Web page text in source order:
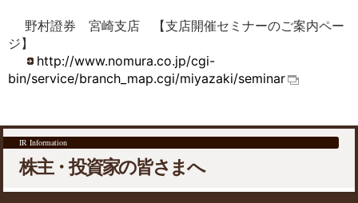
IR Information
株主・投資家の皆さまへ
野村證券 宮崎支店 【支店開催セミナーのご案内ペー
ジ】
http://www.nomura.co.jp/cgi-
bin/service/branch_map.cgi/miyazaki/seminar